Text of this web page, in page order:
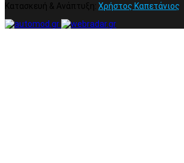
Κατασκευή & Ανάπτυξη: Χρήστος Καπετάνιος